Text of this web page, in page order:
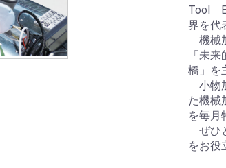
Tool
界を代
機械
「未
橋」を
小物
た機械
を毎月
ぜひ
をお役